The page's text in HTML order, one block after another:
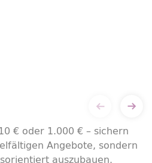
€ oder 1.000 € – sichern
Angebote, sondern
auszubauen.